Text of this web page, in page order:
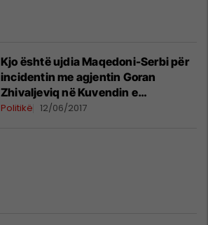
Kjo është ujdia Maqedoni-Serbi për
incidentin me agjentin Goran
Zhivaljeviq në Kuvendin e
Maqedonisë
Politikë 12/06/2017